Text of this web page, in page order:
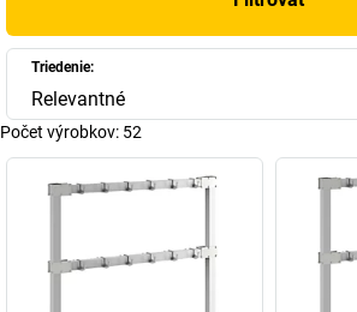
Triedenie:
Relevantné
Počet výrobkov: 52